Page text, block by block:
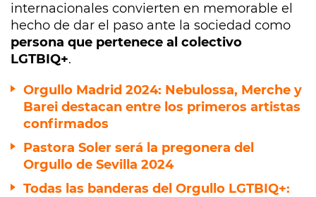
internacionales convierten en memorable el
hecho de dar el paso ante la sociedad como
persona que pertenece al colectivo
LGTBIQ+.
Orgullo Madrid 2024: Nebulossa, Merche y
Barei destacan entre los primeros artistas
confirmados
Pastora Soler será la pregonera del
Orgullo de Sevilla 2024
Todas las banderas del Orgullo LGTBIQ+: